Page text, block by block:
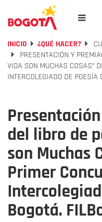
INICIO ¿QUÉ HACER?
PRESENTACIÓN Y
VIDA SON MUCHAS COSAS”
INTERCOLEGIADO DE
del libro de
son Muchas
Primer
Bogotá.